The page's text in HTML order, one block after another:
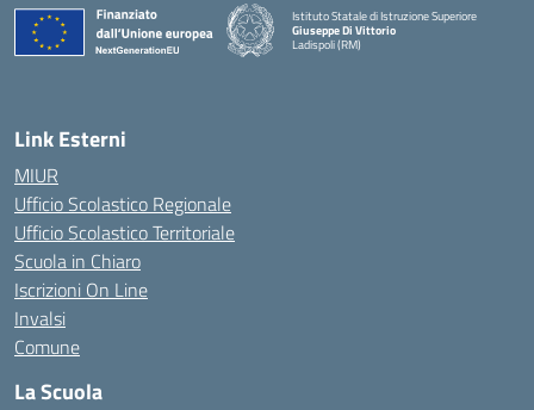
Istituto Statale di Istruzione Superiore
Giuseppe Di Vittorio
Ladispoli (RM)
Link Esterni
MIUR
Ufficio Scolastico Regionale
Ufficio Scolastico Territoriale
Scuola in Chiaro
Iscrizioni On Line
Invalsi
Comune
La Scuola